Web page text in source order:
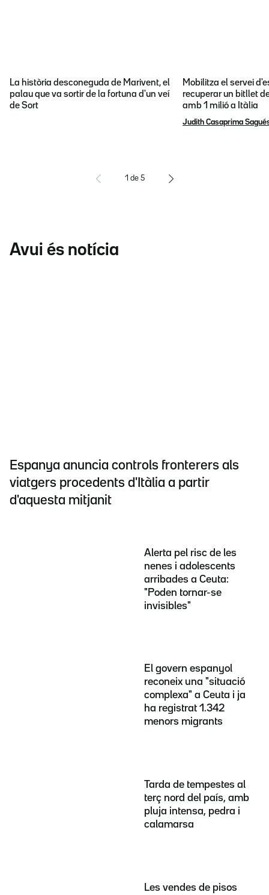
La història desconeguda de Marivent, el
palau que va sortir de la fortuna d'un veí
de Sort
Mobilitza el servei
recuperar un bitllet
amb 1 milió a Itàlia
Judith Casaprima
1 de 5
Avui és notícia
Espanya anuncia controls fronterers als
viatgers procedents d'Itàlia a partir
d'aquesta mitjanit
Alerta pel risc de les
nenes i adolescents
arribades a Ceuta:
"Poden tornar-se
invisibles"
El govern espanyol
reconeix una "situació
complexa" a Ceuta i ja
ha registrat 1.342
menors migrants
Tarda de tempestes al
terç nord del país, amb
pluja intensa, pedra i
calamarsa
Les vendes de pisos